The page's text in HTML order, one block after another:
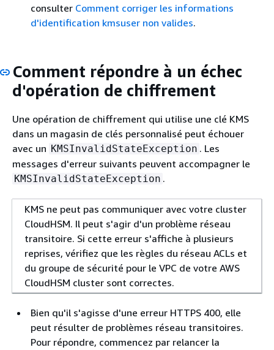
consulter Comment corriger les informations
d'identification kmsuser non valides.
Comment répondre à un échec
d'opération de chiffrement
Une opération de chiffrement qui utilise une clé KMS
dans un magasin de clés personnalisé peut échouer
avec un KMSInvalidStateException . Les
messages d'erreur suivants peuvent accompagner le
KMSInvalidStateException .
KMS ne peut pas communiquer avec votre cluster
CloudHSM. Il peut s'agir d'un problème réseau
transitoire. Si cette erreur s'affiche à plusieurs
reprises, vérifiez que les règles du réseau ACLs et
du groupe de sécurité pour le VPC de votre AWS
CloudHSM cluster sont correctes.
Bien qu'il s'agisse d'une erreur HTTPS 400, elle
peut résulter de problèmes réseau transitoires.
Pour répondre, commencez par relancer la